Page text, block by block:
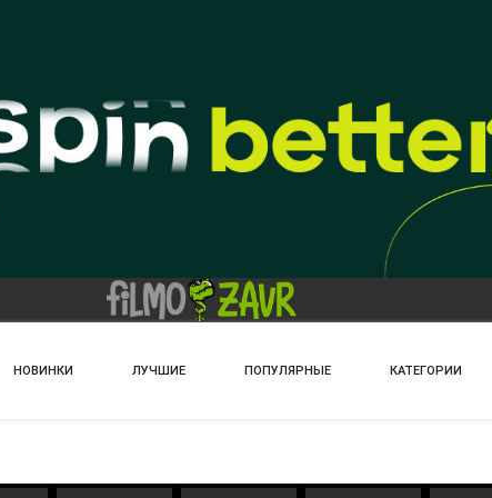
НОВИНКИ ЛУЧШИЕ ПОПУЛЯРНЫЕ КАТЕГОРИИ